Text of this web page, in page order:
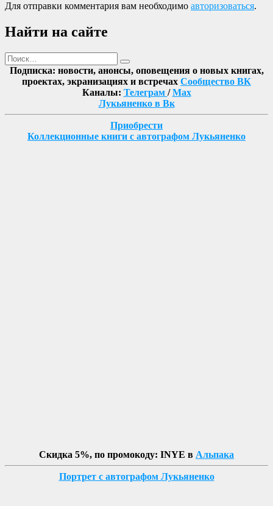
Для отправки комментария вам необходимо авторизоваться.
Найти на сайте
Поиск
Найти
Подписка: новости, анонсы, оповещения о новых книгах,
проектах, экранизациях и встречах Сообщество ВК
Каналы: Телеграм /Max
Лукьяненко в Вк
Приобрести
Коллекционные книги с автографом Лукьяненко
Скидка 5%, по промокоду: INYE в Альпака
Портрет с автографом Лукьяненко